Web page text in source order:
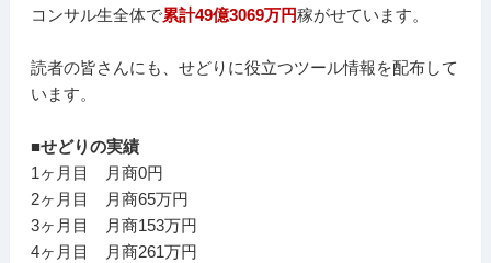
コンサル生全体で累計49億3069万円稼がせています。
読者の皆さんにも、せどりに役立つツール情報を配布して
います。
■せどりの実績
1ヶ月目 月商0円
2ヶ月目 月商65万円
3ヶ月目 月商153万円
4ヶ月目 月商261万円